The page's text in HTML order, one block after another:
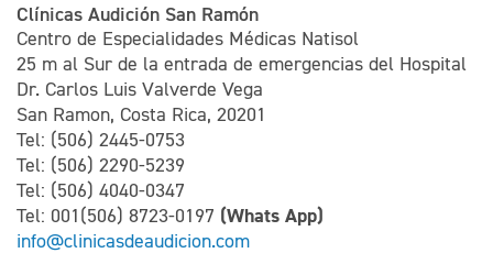
Clínicas Audición San Ramón
Centro de Especialidades Médicas Natisol
25 m al Sur de la entrada de emergencias del Hospital
Dr. Carlos Luis Valverde Vega
San Ramon, Costa Rica, 20201
Tel: (506) 2445-0753
Tel: (506) 2290-5239
Tel: (506) 4040-0347
Tel: 001(506) 8723-0197 (Whats App)
info@clinicasdeaudicion.com